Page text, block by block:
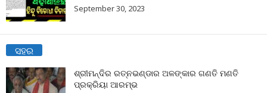
September 30, 2023
ସହର
ଶ୍ରୀମନ୍ଦିର ରତ୍ନଭଣ୍ଡାର ଅଳଙ୍କାର ଗଣତି ମଣତି
ପ୍ରକ୍ରିୟା ଆରମ୍ଭ